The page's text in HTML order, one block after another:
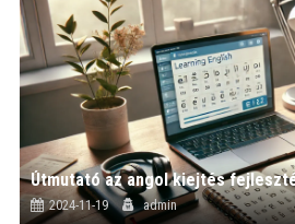
Útmutató az angol kiejtés
2024-11-19 admin